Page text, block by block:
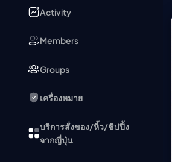
Activity
Members
Groups
เครื่องหมาย
บริการสั่งของ/หิ้ว/ชิปปิ้ง
จากญี่ปุ่น